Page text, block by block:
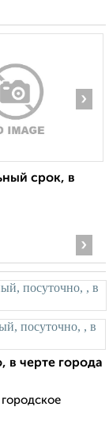
›
срок, в
›
в черте города